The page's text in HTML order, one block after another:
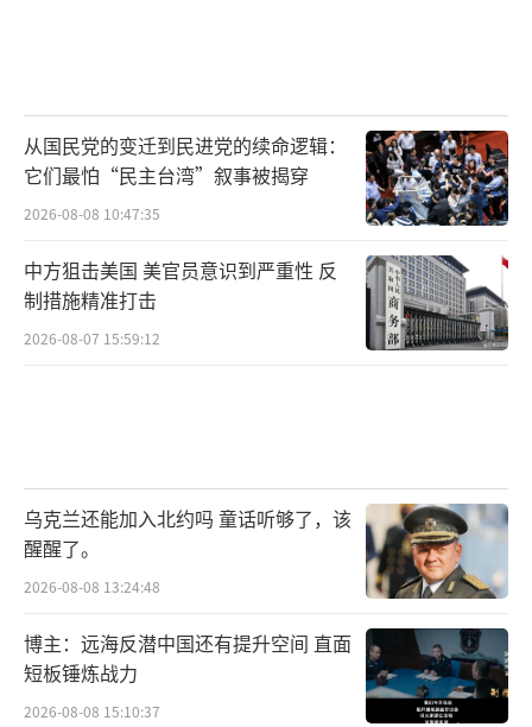
美国和伊朗之间的宣传战和认知战，正在
凸显信息传播模式的根本性转型。美国佐治亚
大学传播学教授斯塔尔等学者认为，过去，舆
论权力掌握在少数媒体手中，而现在社交媒体
则将舆论场变为一片“开放战场”，不再是谁
垄断渠道，而是“在开放原野上自由狩猎”。
国际政治的理解受到了冲击。“我们在课堂上
学的是国家如何通过外交、联盟和制度来互
动，但现在，国家也必须在社交媒体上竞争叙
事。”他认为，信息传播正在从“解释世
界”向“争夺注意力”转变。过去，国际关系
更多是关于政策和战略，现在它还涉及谁的视
频更容易被转发，谁的表情包更能引发情绪共
从国民党的变迁到民进党的续命逻辑：
它们最怕“民主台湾”叙事被揭穿
2026-08-08 10:47:35
中方狙击美国 美官员意识到严重性 反
制措施精准打击
2026-08-07 15:59:12
乌克兰还能加入北约吗 童话听够了，该
醒醒了。
2026-08-08 13:24:48
博主：远海反潜中国还有提升空间 直面
短板锤炼战力
2026-08-08 15:10:37